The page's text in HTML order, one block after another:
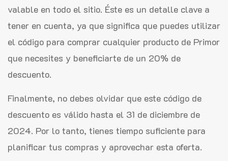
valable en todo el sitio. Éste es un detalle clave a
tener en cuenta, ya que significa que puedes utilizar
el código para comprar cualquier producto de Primor
que necesites y beneficiarte de un 20% de
descuento.
Finalmente, no debes olvidar que este código de
descuento es válido hasta el 31 de diciembre de
2024. Por lo tanto, tienes tiempo suficiente para
planificar tus compras y aprovechar esta oferta.